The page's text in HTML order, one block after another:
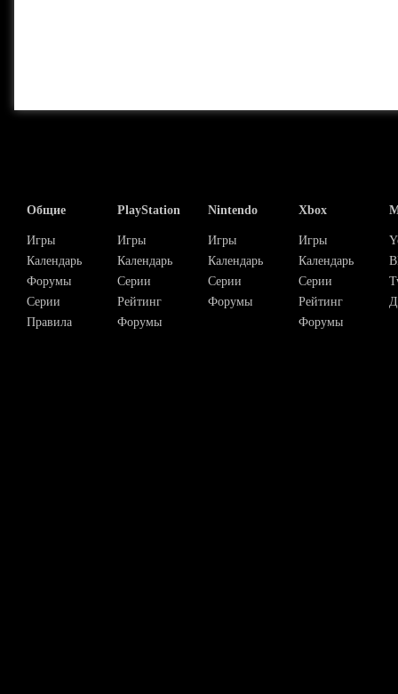
Общие
Игры
Календарь
Форумы
Серии
Правила
PlayStation
Игры
Календарь
Серии
Рейтинг
Форумы
Nintendo
Игры
Календарь
Серии
Форумы
Xbox
Игры
Календарь
Серии
Рейтинг
Форумы